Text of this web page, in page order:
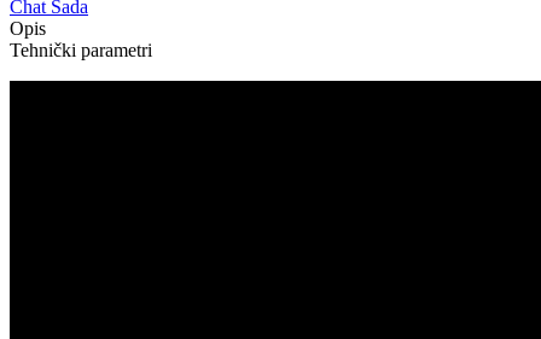
Chat Sada
Opis
Tehnički parametri